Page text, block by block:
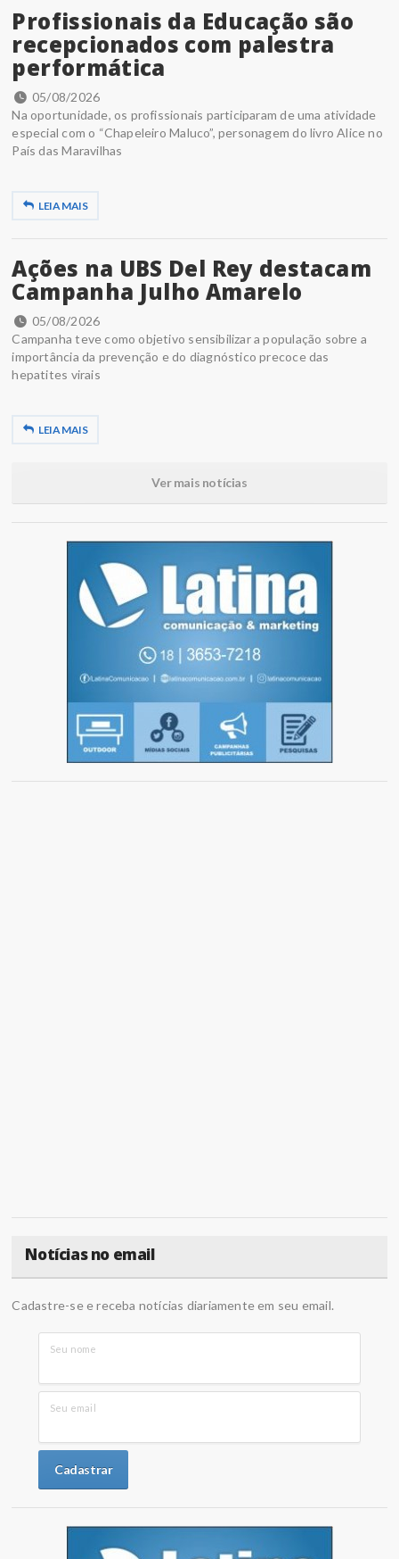
Profissionais da Educação são
recepcionados com palestra
performática
05/08/2026
Na oportunidade, os profissionais participaram de uma atividade
especial com o “Chapeleiro Maluco”, personagem do livro Alice no
País das Maravilhas
LEIA MAIS
Ações na UBS Del Rey destacam
Campanha Julho Amarelo
05/08/2026
Campanha teve como objetivo sensibilizar a população sobre a
importância da prevenção e do diagnóstico precoce das
hepatites virais
LEIA MAIS
Ver mais notícias
Notícias no email
Cadastre-se e receba notícias diariamente em seu email.
Seu nome
Seu email